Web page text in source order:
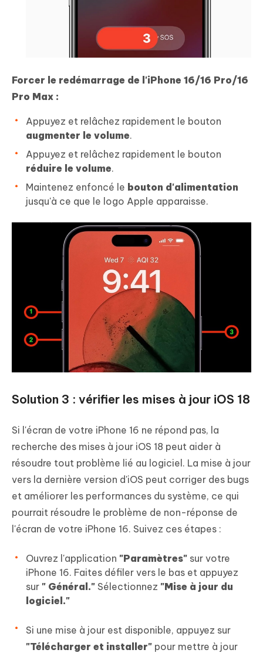
Forcer le redémarrage de l'iPhone 16/16 Pro/16
Pro Max :
Appuyez et relâchez rapidement le bouton
augmenter le volume.
Appuyez et relâchez rapidement le bouton
réduire le volume.
Maintenez enfoncé le bouton d'alimentation
jusqu'à ce que le logo Apple apparaisse.
Solution 3 : vérifier les mises à jour iOS 18
Si l'écran de votre iPhone 16 ne répond pas, la
recherche des mises à jour iOS 18 peut aider à
résoudre tout problème lié au logiciel. La mise à jour
vers la dernière version d'iOS peut corriger des bugs
et améliorer les performances du système, ce qui
pourrait résoudre le problème de non-réponse de
l'écran de votre iPhone 16. Suivez ces étapes :
Ouvrez l'application "Paramètres" sur votre
iPhone 16. Faites défiler vers le bas et appuyez
sur " Général." Sélectionnez "Mise à jour du
logiciel."
Si une mise à jour est disponible, appuyez sur
"Télécharger et installer" pour mettre à jour